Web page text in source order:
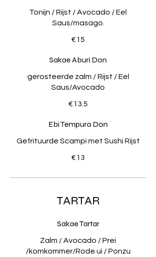
Tonijn / Rijst / Avocado / Eel
Saus/masago.
€15
Sakae Aburi Don
gerosteerde zalm / Rijst / Eel
Saus/Avocado
€13.5
Ebi Tempura Don
Gefrituurde Scampi met Sushi Rijst
€13
TARTAR
Sakae Tartar
Zalm / Avocado / Prei
/komkommer/Rode ui / Ponzu